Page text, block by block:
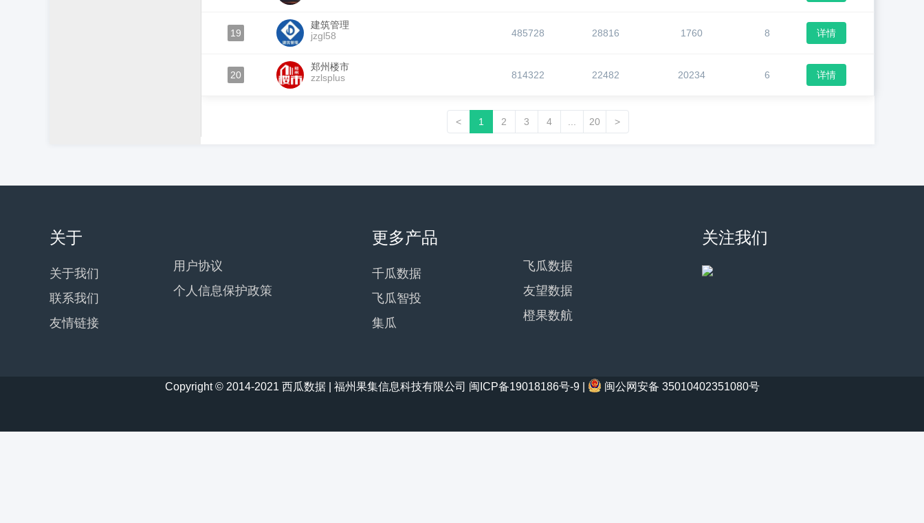
19
建筑管理
jzgl58
485728 28816 1760 8 详情
20
郑州楼市
zzlsplus
814322 22482 20234 6 详情
< 1 2 3 4 20 >
关于
关于我们
联系我们
友情链接
用户协议
个人信息保护政策
更多产品
千瓜数据
飞瓜智投
集瓜
飞瓜数据
友望数据
橙果数航
关注我们
Copyright © 2014-2021 西瓜数据 | 福州果集信息科技有限公司 闽ICP备19018186号-9 闽公网安备 35010402351080号